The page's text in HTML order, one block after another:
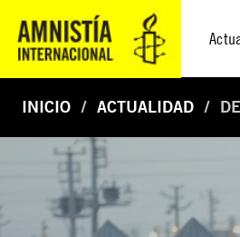
INICIO ACTUALIDAD